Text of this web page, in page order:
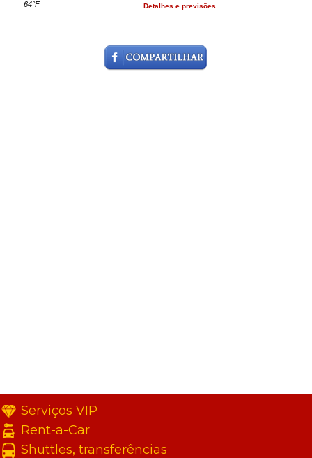
64°F Detalhes e previsões
Serviços VIP
Rent-a-Car
Shuttles, transferências